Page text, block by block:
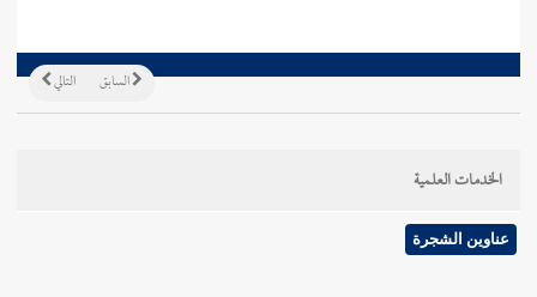
التالي السابق
الخدمات العلمية
عناوين الشجرة